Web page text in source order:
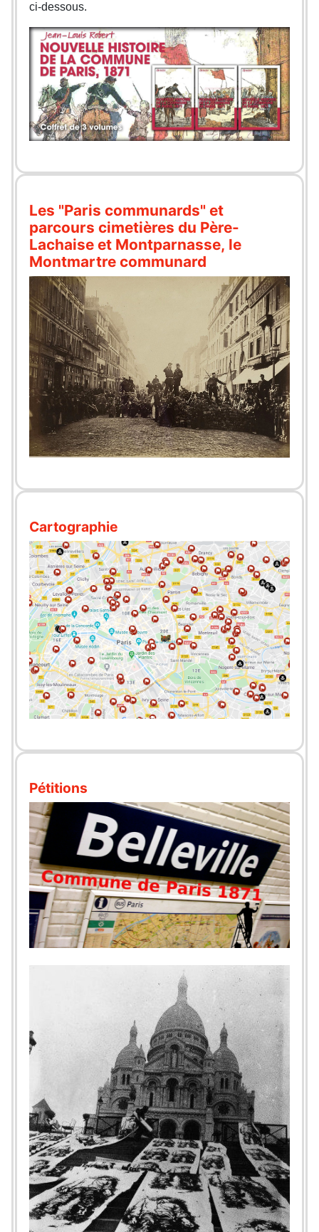
ci-dessous.
Les "Paris communards" et
parcours cimetières du Père-
Lachaise et Montparnasse, le
Montmartre communard
Cartographie
Pétitions